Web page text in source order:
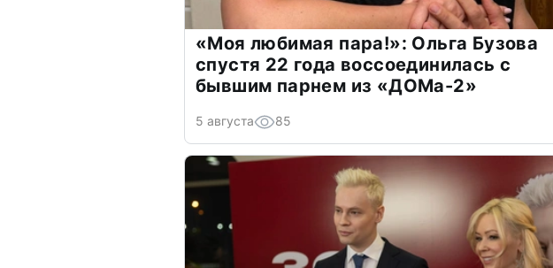
«Моя любимая пара!»: Ольга Бузова
спустя 22 года воссоединилась с
бывшим парнем из «ДОМа-2»
5 августа 85